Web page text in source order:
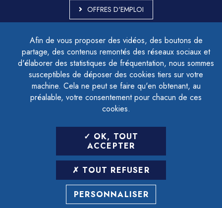
Afin de vous proposer des vidéos, des boutons de
partage, des contenus remontés des réseaux sociaux et
d'élaborer des statistiques de fréquentation, nous sommes
susceptibles de déposer des cookies tiers sur votre
machine. Cela ne peut se faire qu'en obtenant, au
préalable, votre consentement pour chacun de ces
cookies.
OK, TOUT
ACCEPTER
TOUT REFUSER
PERSONNALISER
OFFRES D'EMPLOI
ACCESSIBILITÉ - PARTIELLEMENT CONFORME
PLAN DU SITE
MENTIONS LÉGALES
CONTACTER LE DÉLÉGUÉ À LA PROTECTION DES DONNÉES
GESTION DES COOKIES
LETTRE D'INFORMATION
SAISIR VOTRE ADRESSE E-MAIL
POUR VOUS INSCRIRE :
ARCHIVES DÉSINSCRIPTION